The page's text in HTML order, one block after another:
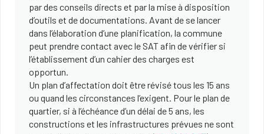
par des conseils directs et par la mise à disposition
d’outils et de documentations. Avant de se lancer
dans l’élaboration d’une planification, la commune
peut prendre contact avec le SAT afin de vérifier si
l’établissement d’un cahier des charges est
opportun.
Un plan d’affectation doit être révisé tous les 15 ans
ou quand les circonstances l’exigent. Pour le plan de
quartier, si à l’échéance d’un délai de 5 ans, les
constructions et les infrastructures prévues ne sont